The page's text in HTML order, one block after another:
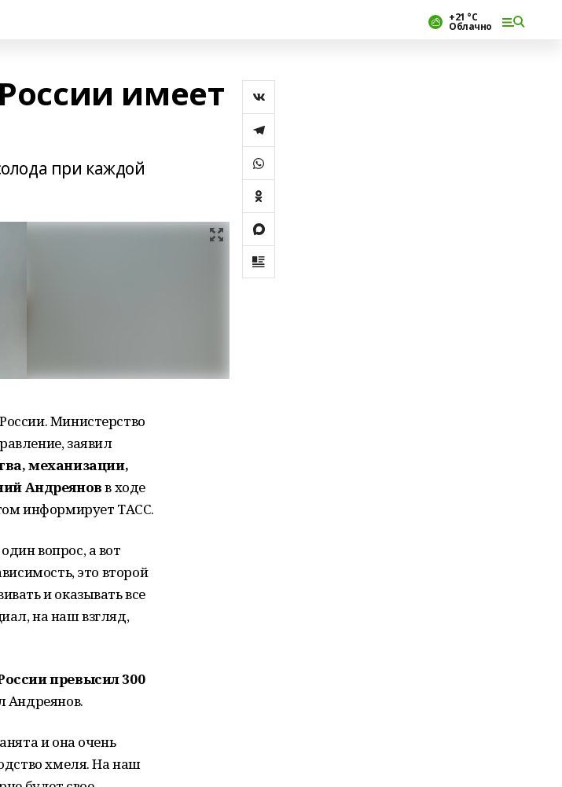
+21 °С
Облачно
имеет
при каждой
Министерство
заявил
механизации,
Андреяновв ходе
информирует ТАСС.
вопрос, а вот
это второй
и оказывать все
на наш взгляд,
превысил 300
Андреянов.
и она очень
хмеля. На наш